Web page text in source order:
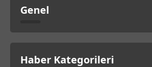
Genel
Haber Kategorileri